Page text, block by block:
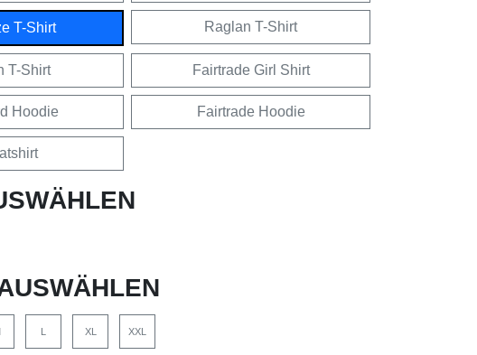
T-Shirt Raglan T-Shirt
T-Shirt Fairtrade Girl Shirt
Hoodie Fairtrade Hoodie
L XL XXL